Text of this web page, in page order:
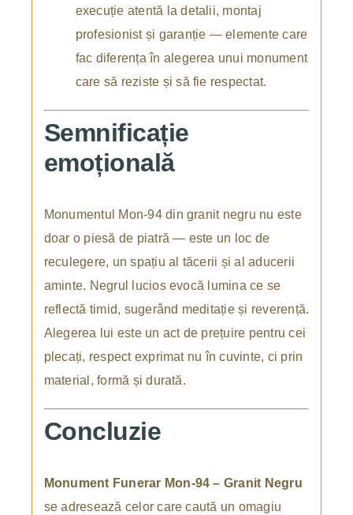
execuție atentă la detalii, montaj
profesionist și garanție — elemente care
fac diferența în alegerea unui monument
care să reziste și să fie respectat.
Semnificație
emoțională
Monumentul Mon-94 din granit negru nu este
doar o piesă de piatră — este un loc de
reculegere, un spațiu al tăcerii și al aducerii
aminte. Negrul lucios evocă lumina ce se
reflectă timid, sugerând meditație și reverență.
Alegerea lui este un act de prețuire pentru cei
plecați, respect exprimat nu în cuvinte, ci prin
material, formă și durată.
Concluzie
Monument Funerar Mon-94 – Granit Negru
se adresează celor care caută un omagiu